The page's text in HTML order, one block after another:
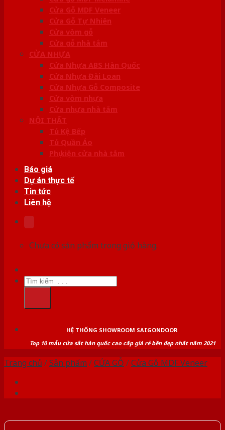
Cửa Gỗ MDF Veneer
Cửa Gỗ Tự Nhiên
Cửa vòm gỗ
Cửa gỗ nhà tắm
CỬA NHỰA
Cửa Nhựa ABS Hàn Quốc
Cửa Nhựa Đài Loan
Cửa Nhựa Gỗ Composite
Cửa vòm nhựa
Cửa nhựa nhà tắm
NỘI THẤT
Tủ Kệ Bếp
Tủ Quần Áo
Phụ kiện cửa nhà tắm
Báo giá
Dự án thực tế
Tin tức
Liên hệ
Chưa có sản phẩm trong giỏ hàng.
Tìm
kiếm:
HỆ THỐNG SHOWROOM SAIGONDOOR
Top 10 mẫu cửa sắt hàn quốc cao cấp giá rẻ bền đẹp nhất năm 2021
Trang chủ /Sản phẩm /CỬA GỖ /Cửa Gỗ MDF Veneer